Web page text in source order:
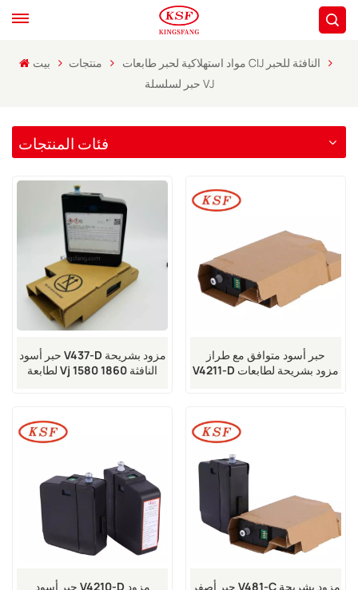
بيت منتجات
مواد استهلاكية لحبر طابعات CIJ النافثة للحبر
حبر لسلسلة VJ
فئات المنتجات
حبر أسود V437-D مزود بشريحة
لطابعة Vj 1580 1860 النافثة
حبر أسود متوافق مع طراز
V4211-D مزود بشريحة لطابعات
حبر أسود V4210-D مزود
حبر أصفر V481-C مزود بشريحة